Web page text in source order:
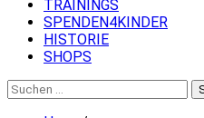
TRAININGS
SPENDEN4KINDER
HISTORIE
SHOPS
Suchen
nach: